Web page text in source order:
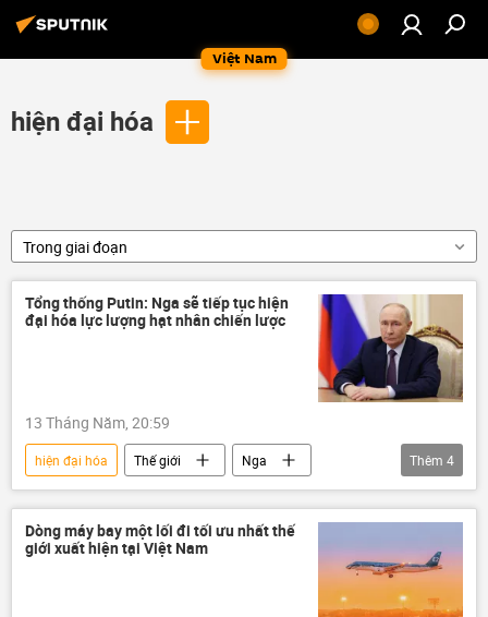
Việt Nam
hiện đại hóa
Trong giai đoạn
Tổng thống Putin: Nga sẽ tiếp tục hiện
đại hóa lực lượng hạt nhân chiến lược
13 Tháng Năm, 20:59
hiện đại hóa Thế giới
Nga
Vladimir Putin
Điện Kremlin
Lực lượng hạt nhân Nga
tên lửa
Thêm 4
Dòng máy bay một lối đi tối ưu nhất thế
giới xuất hiện tại Việt Nam